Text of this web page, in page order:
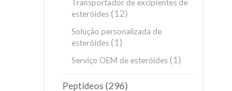
Transportador de excipientes de
esteróides(12)
Solução personalizada de
esteróides(1)
Serviço OEM de esteróides(1)
Peptídeos (296)